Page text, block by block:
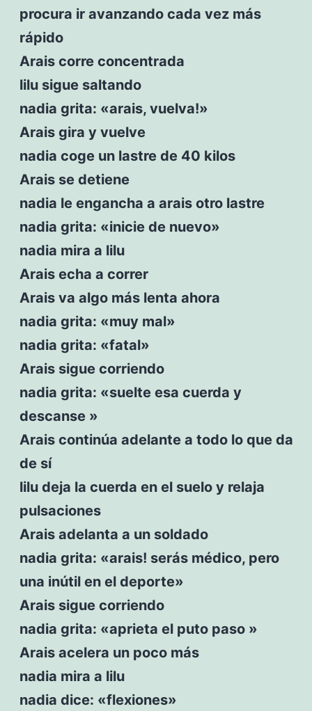
procura ir avanzando cada vez más
rápido
Arais corre concentrada
lilu sigue saltando
nadia grita: «arais, vuelva!»
Arais gira y vuelve
nadia coge un lastre de 40 kilos
Arais se detiene
nadia le engancha a arais otro lastre
nadia grita: «inicie de nuevo»
nadia mira a lilu
Arais echa a correr
Arais va algo más lenta ahora
nadia grita: «muy mal»
nadia grita: «fatal»
Arais sigue corriendo
nadia grita: «suelte esa cuerda y
descanse »
Arais continúa adelante a todo lo que da
de sí
lilu deja la cuerda en el suelo y relaja
pulsaciones
Arais adelanta a un soldado
nadia grita: «arais! serás médico, pero
una inútil en el deporte»
Arais sigue corriendo
nadia grita: «aprieta el puto paso »
Arais acelera un poco más
nadia mira a lilu
nadia dice: «flexiones»